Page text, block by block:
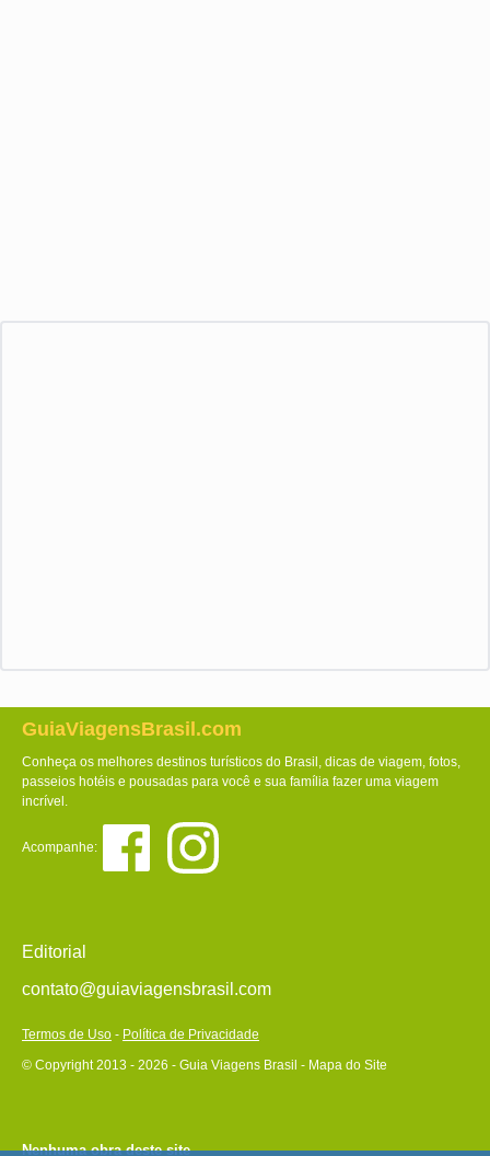
GuiaViagensBrasil.com
Conheça os melhores destinos turísticos do Brasil, dicas de viagem, fotos,
passeios hotéis e pousadas para você e sua família fazer uma viagem
incrível.
Acompanhe:
Editorial
contato@guiaviagensbrasil.com
Termos de Uso - Política de Privacidade
© Copyright 2013 - 2026 - Guia Viagens Brasil - Mapa do Site
Nenhuma obra deste site